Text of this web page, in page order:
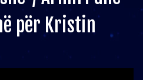
për Kristin